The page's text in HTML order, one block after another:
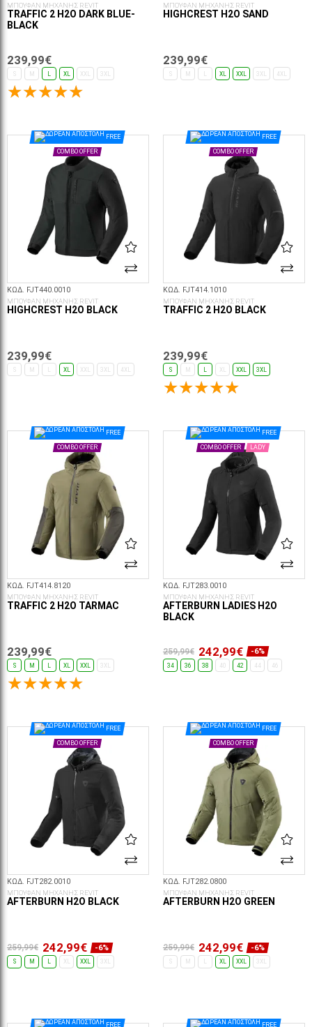
ΜΠΟΥΦΑΝ ΜΗΧΑΝΗΣ REVIT
TRAFFIC 2 H2O DARK BLUE-
BLACK
239,99€
S XL XXL 3XL
ΜΠΟΥΦΑΝ ΜΗΧΑΝΗΣ REVIT
HIGHCREST H2O SAND
239,99€
S XL XXL 3XL 4XL
FREE
COMBO OFFER
ΚΩΔ. FJT440.0010
ΜΠΟΥΦΑΝ ΜΗΧΑΝΗΣ REVIT
HIGHCREST H2O BLACK
239,99€
S XL XXL 3XL 4XL
FREE
COMBO OFFER
ΚΩΔ. FJT414.1010
ΜΠΟΥΦΑΝ ΜΗΧΑΝΗΣ REVIT
TRAFFIC 2 H2O BLACK
239,99€
S XL XXL 3XL
FREE
COMBO OFFER
ΚΩΔ. FJT414.8120
ΜΠΟΥΦΑΝ ΜΗΧΑΝΗΣ REVIT
TRAFFIC 2 H2O TARMAC
239,99€
S M XL XXL 3XL
FREE
COMBO OFFER LADY
ΚΩΔ. FJT283.0010
ΜΠΟΥΦΑΝ ΜΗΧΑΝΗΣ REVIT
AFTERBURN LADIES H2O
BLACK
259,99€ 242,99€ -6%
34 36 38 40 42 44 46
FREE
COMBO OFFER
ΚΩΔ. FJT282.0010
ΜΠΟΥΦΑΝ ΜΗΧΑΝΗΣ REVIT
AFTERBURN H2O BLACK
259,99€ 242,99€ -6%
S M L XL XXL 3XL
FREE
COMBO OFFER
ΚΩΔ. FJT282.0800
ΜΠΟΥΦΑΝ ΜΗΧΑΝΗΣ REVIT
AFTERBURN H2O GREEN
259,99€ 242,99€ -6%
S XL XXL 3XL
FREE FREE